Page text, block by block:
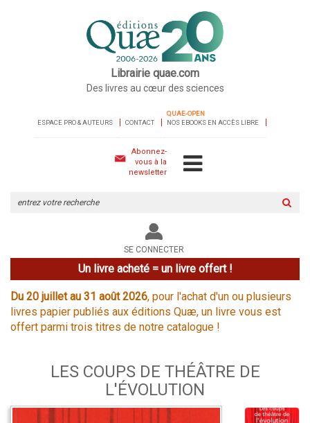
Librairie quae.com
Des livres au cœur des sciences
ESPACE PRO & AUTEURS CONTACT
QUAE-OPEN
NOS EBOOKS EN ACCÈS LIBRE
Abonnez-
vous à la
newsletter
le
site
SE CONNECTER
Un livre acheté = un livre offert !
Du 20 juillet au 31 août 2026, pour l'achat d'un ou plusieurs
livres papier publiés aux éditions Quæ, un livre vous est
offert parmi trois titres de notre catalogue !
LES COUPS DE THÉÂTRE DE
L'ÉVOLUTION